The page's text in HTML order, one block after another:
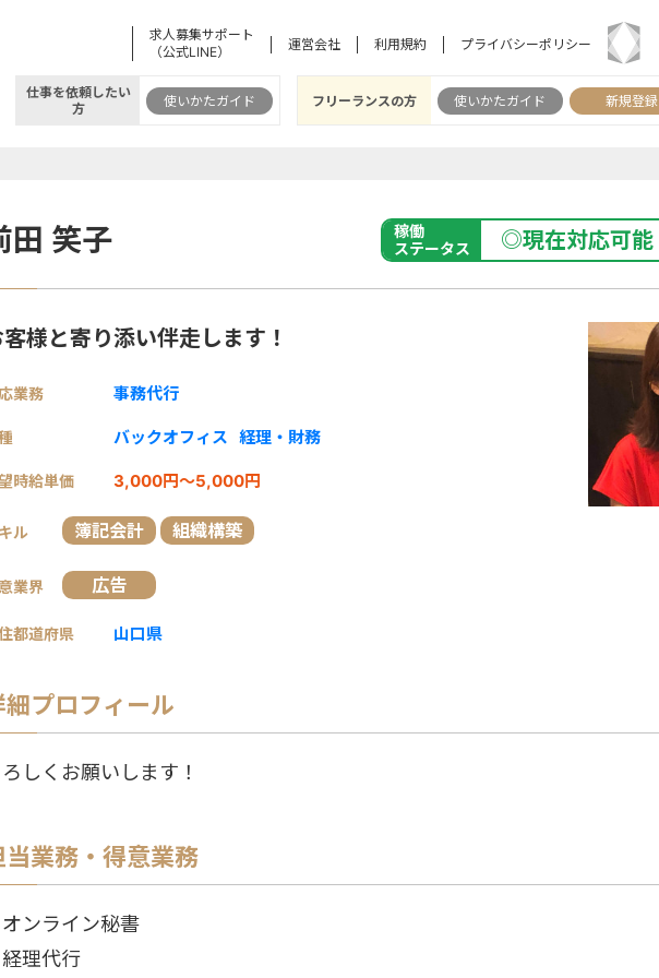
求人募集サポート
（公式LINE）
運営会社 利用規約 プライバシーポリシー
仕事を依頼したい
方
使いかたガイド フリーランスの方 使いかたガイド 新規登録
田 笑子
稼働
ステータス
◎現在対応可能
様と寄り添い伴走します！
業務 事務代行
バックオフィス 経理・財務
時給単価 3,000円～5,000円
ル 簿記会計 組織構築
業界 広告
都道府県 山口県
細プロフィール
しくお願いします！
当業務・得意業務
ンライン秘書
理代行